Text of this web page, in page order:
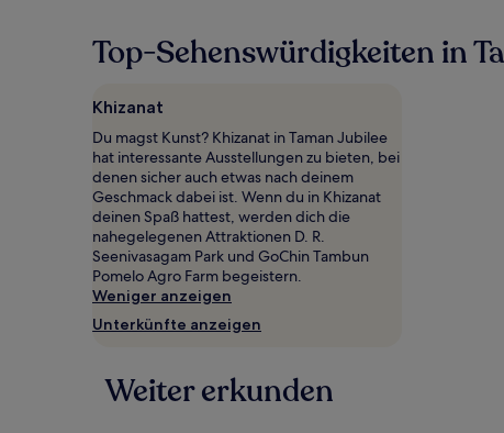
den
letzten
für
einen
Aufenthalt
mit
1 Übernachtung
von
2 Erwachsenen
gefunden
wurde.
Preise
Verfügbarkeiten
ändern.
Top-Sehenswürdigkeiten in
Khizanat
Du magst Kunst? Khizanat in Taman Jubilee
hat interessante Ausstellungen zu bieten, bei
denen sicher auch etwas nach deinem
Geschmack dabei ist. Wenn du in Khizanat
deinen Spaß hattest, werden dich die
nahegelegenen Attraktionen D. R.
Seenivasagam Park und GoChin Tambun
Pomelo Agro Farm begeistern.
Weniger anzeigen
Unterkünfte anzeigen
Weiter erkunden